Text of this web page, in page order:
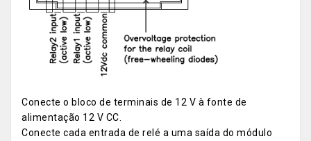
Conecte o bloco de terminais de 12 V à fonte de
alimentação 12 V CC.
Conecte cada entrada de relé a uma saída do módulo